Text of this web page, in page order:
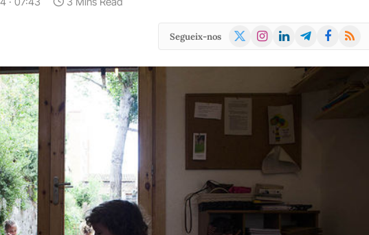
Segueix-nos
X
Instagram
LinkedInTelegramFacebook
RSS